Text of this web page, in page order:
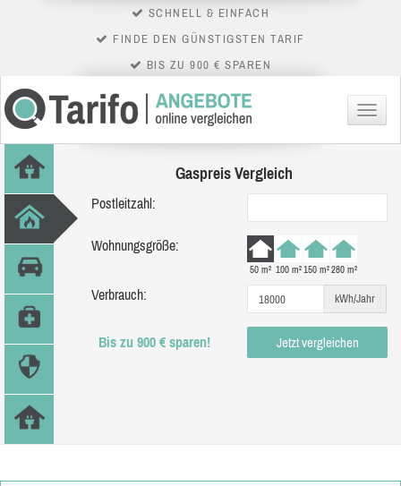
SCHNELL & EINFACH
FINDE DEN GÜNSTIGSTEN TARIF
BIS ZU 900 € SPAREN
Menü
Gaspreis Vergleich
Postleitzahl:
Wohnungsgröße:
50 m² 100 m²150 m²280 m²
Verbrauch: kWh/Jahr
Bis zu 900 € sparen! Jetzt vergleichen